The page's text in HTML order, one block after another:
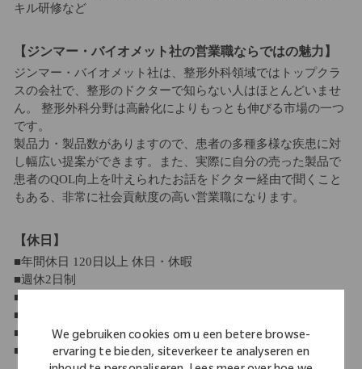
We gebruiken cookies om u een betere browse-
ervaring te bieden, siteverkeer te analyseren en
キル研修など
【ジンマー・バイオメット社の営業職ならではの魅力】
ジンマー・バイオメット社は、整形外科領域ではトップクラ
スの会社で、整形のドクターで知らない人はほとんどいませ
ん。 整形外科分野は高齢化によりもっとも伸びる市場の一つ
です。
製品力・製品数がありますので、患者の多種多様な疾患に対
し幅広い提案ができます。また、実際に自分の売った製品で
患者のQOL向上を叶えられたお話をドクター経由で聞くこと
もある、非常に社会貢献度の高い営業職になります。
【休日】
■年間休日 120日以上 休日・休暇
■週休2日制
■祝日休み
■年末年始休暇
■有給休暇（10日～21日）
■産休・育休制度